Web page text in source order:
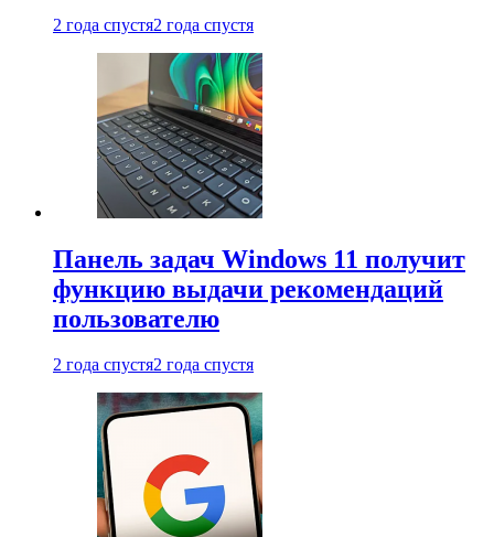
2 года спустя2 года спустя
Панель задач Windows 11 получит
функцию выдачи рекомендаций
пользователю
2 года спустя2 года спустя